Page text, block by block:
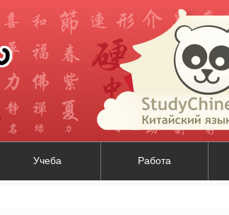
Учеба Работа